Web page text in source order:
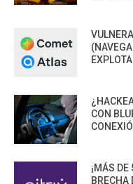
CON
¡MÁS
BRECHA